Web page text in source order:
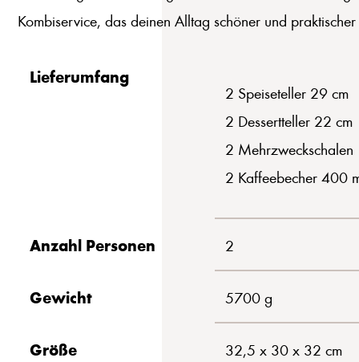
Kombiservice, das deinen Alltag schöner und
Lieferumfang
2 Speiseteller 29 cm
2 Dessertteller 22 cm
2 Mehrzweckschalen
2 Kaffeebecher 400
Anzahl Personen 2
Gewicht 5700 g
Größe 32,5 x 30 x 32 cm